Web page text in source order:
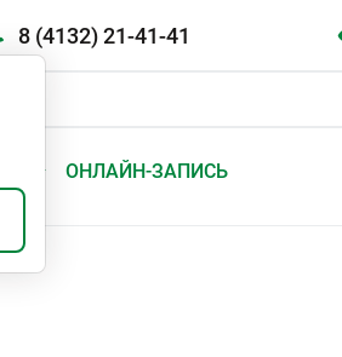
8 (4132) 21-41-41
ОНЛАЙН-ЗАПИСЬ